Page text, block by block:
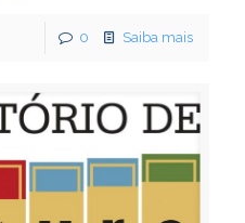
0 Saiba mais